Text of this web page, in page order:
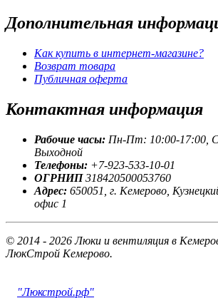
Дополнительная
Как купить в интернет-магазине?
Возврат товара
Публичная оферта
Контактная информация
Рабочие часы: Пн-Пт: 10:00-17:00,
Выходной
Телефоны: +7-923-533-10-01
ОГРНИП318420500053760
Адрес: 650051, г. Кемерово,
офис 1
© 2014 - 2026 Люки и вентиляция в
ЛюкСтрой Кемерово.
"Люкстрой.рф"